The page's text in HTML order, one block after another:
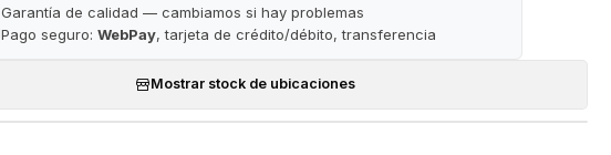
Garantía de calidad — cambiamos si hay problemas
Pago seguro: WebPay, tarjeta de crédito/débito, transferencia
Mostrar stock de ubicaciones